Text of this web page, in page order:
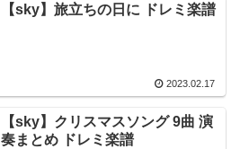
【sky】旅立ちの日に ドレミ楽譜
2023.02.17
【sky】クリスマスソング 9曲 演
奏まとめ ドレミ楽譜